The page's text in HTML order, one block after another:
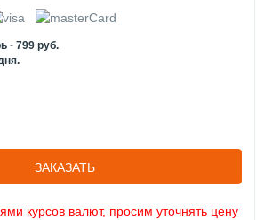
- 799 руб.
ЗАКАЗАТЬ
курсов валют, просим уточнять цену